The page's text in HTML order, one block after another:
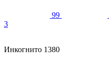
99
3
Инкогнито 1380